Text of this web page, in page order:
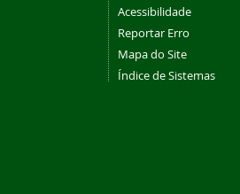
Acessibilidade
Reportar Erro
Mapa do Site
Índice de Sistemas